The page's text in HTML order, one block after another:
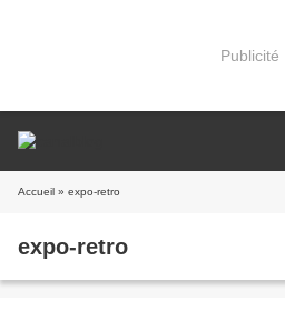
Publicité
Accueil » expo-retro
expo-retro